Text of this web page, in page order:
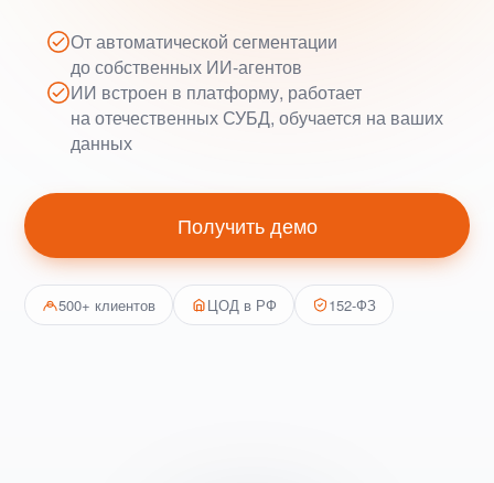
От автоматической сегментации
до собственных ИИ-агентов
ИИ встроен в платформу, работает
на отечественных СУБД, обучается на ваших
данных
Получить демо
500+ клиентов ЦОД в РФ 152-ФЗ